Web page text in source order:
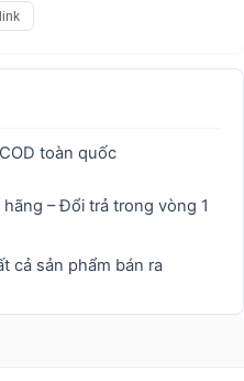
toàn quốc
– Đổi trả trong vòng 1
cả sản phẩm bán ra